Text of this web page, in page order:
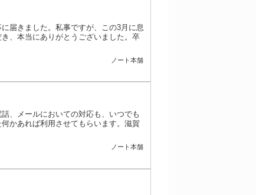
届きました。私事ですが、この3月に息
、本当にありがとうございました。卒
ノート本舗
、メールにおいての対応も、いつでも
かあれば利用させてもらいます。滋賀
ノート本舗